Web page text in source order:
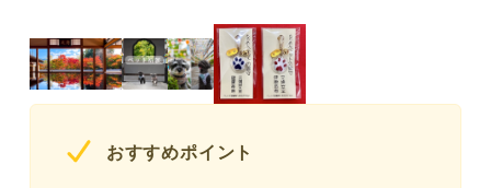
おすすめポイント